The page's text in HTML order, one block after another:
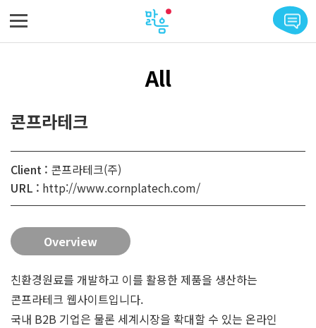
All
콘프라테크
Client : 콘프라테크(주)
URL : http://www.cornplatech.com/
Overview
친환경원료를 개발하고 이를 활용한 제품을 생산하는
콘프라테크 웹사이트입니다.
국내 B2B 기업은 물론 세계시장을 확대할 수 있는 온라인